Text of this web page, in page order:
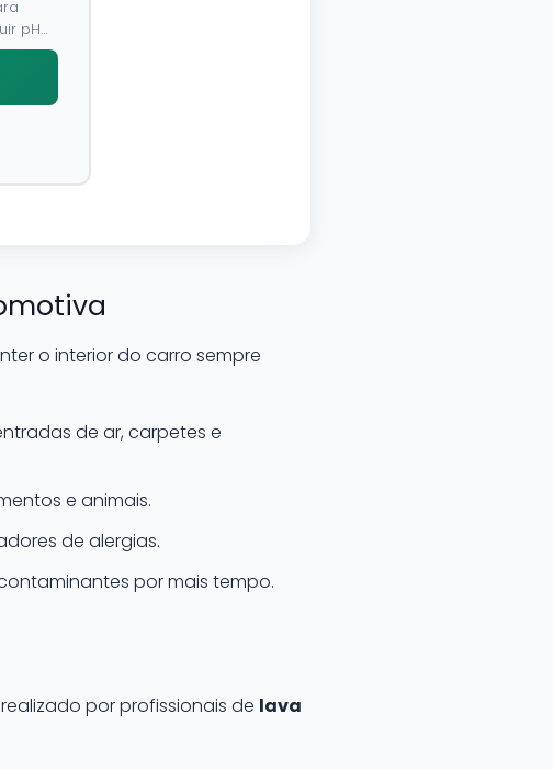
pH
o
o interior do carro sempre
de ar, carpetes e
e animais.
de alergias.
por mais tempo.
por profissionais de lava